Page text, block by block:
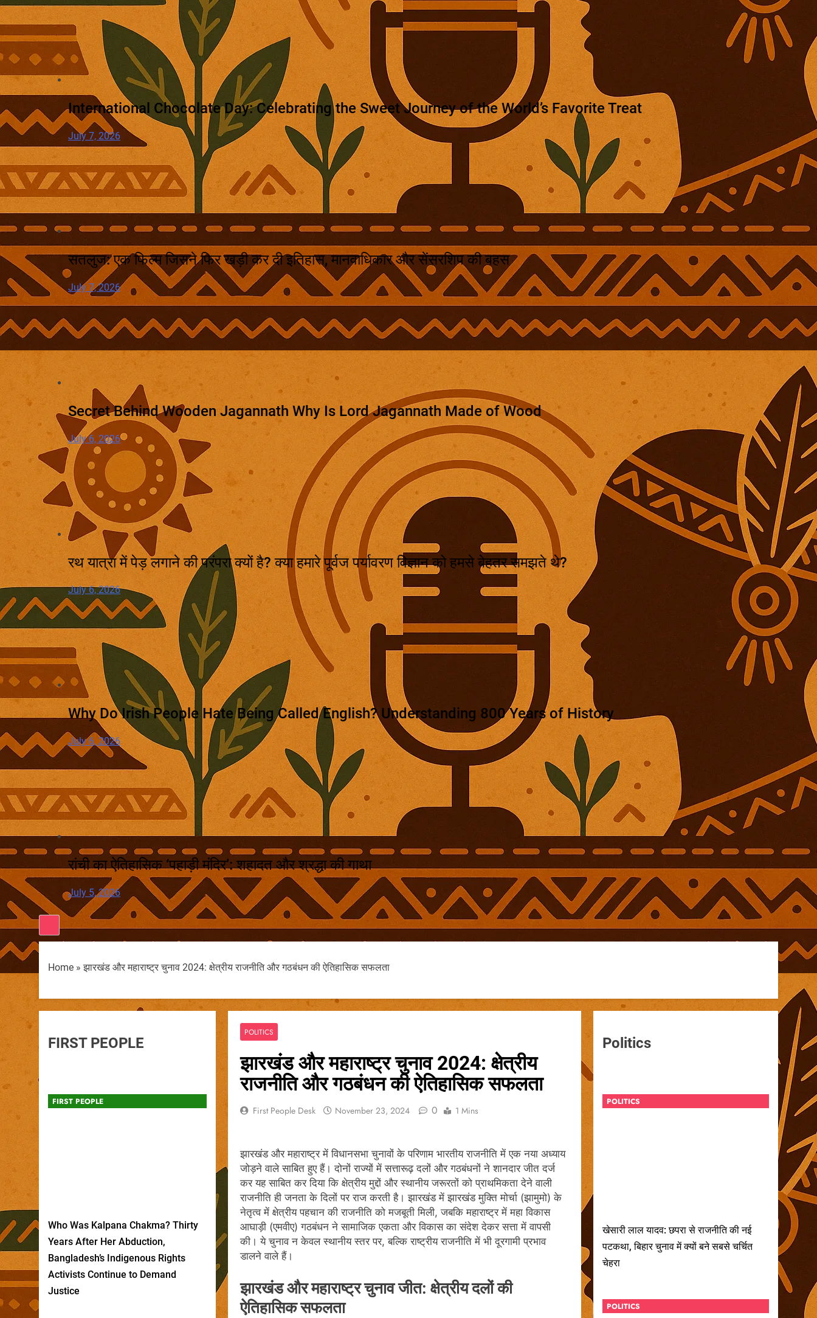
International Chocolate Day: Celebrating the Sweet Journey of the World’s Favorite Treat
July 7, 2026
सतलुज: एक फिल्म जिसने फिर खड़ी कर दी इतिहास, मानवाधिकार और सेंसरशिप की बहस
July 7, 2026
Secret Behind Wooden Jagannath Why Is Lord Jagannath Made of Wood
July 6, 2026
रथ यात्रा में पेड़ लगाने की परंपरा क्यों है? क्या हमारे पूर्वज पर्यावरण विज्ञान को हमसे बेहतर समझते थे?
July 6, 2026
Why Do Irish People Hate Being Called English? Understanding 800 Years of History
July 6, 2026
रांची का ऐतिहासिक ‘पहाड़ी मंदिर’: शहादत और श्रद्धा की गाथा
July 5, 2026
Home »झारखंड और महाराष्ट्र चुनाव 2024: क्षेत्रीय राजनीति और गठबंधन की ऐतिहासिक सफलता
FIRST PEOPLE
FIRST PEOPLE
Who Was Kalpana Chakma? Thirty
Years After Her Abduction,
Bangladesh’s Indigenous Rights
Activists Continue to Demand
Justice
POLITICS
झारखंड और महाराष्ट्र चुनाव 2024: क्षेत्रीय
राजनीति और गठबंधन की ऐतिहासिक सफलता
First People Desk November 23, 2024 0 1 Mins
झारखंड और महाराष्ट्र में विधानसभा चुनावों के परिणाम भारतीय राजनीति में एक नया अध्याय
जोड़ने वाले साबित हुए हैं। दोनों राज्यों में सत्तारूढ़ दलों और गठबंधनों ने शानदार जीत दर्ज
कर यह साबित कर दिया कि क्षेत्रीय मुद्दों और स्थानीय जरूरतों को प्राथमिकता देने वाली
राजनीति ही जनता के दिलों पर राज करती है। झारखंड में झारखंड मुक्ति मोर्चा (झामुमो) के
नेतृत्व में क्षेत्रीय पहचान की राजनीति को मजबूती मिली, जबकि महाराष्ट्र में महा विकास
आघाड़ी (एमवीए) गठबंधन ने सामाजिक एकता और विकास का संदेश देकर सत्ता में वापसी
की। ये चुनाव न केवल स्थानीय स्तर पर, बल्कि राष्ट्रीय राजनीति में भी दूरगामी प्रभाव
डालने वाले हैं।
झारखंड और महाराष्ट्र चुनाव जीत: क्षेत्रीय दलों की
ऐतिहासिक सफलता
Politics
POLITICS
खेसारी लाल यादव: छपरा से राजनीति की नई
पटकथा, बिहार चुनाव में क्यों बने सबसे चर्चित
चेहरा
POLITICS